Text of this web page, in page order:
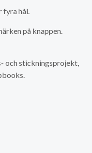
fyra hål.
på knappen.
och stickningsprojekt,